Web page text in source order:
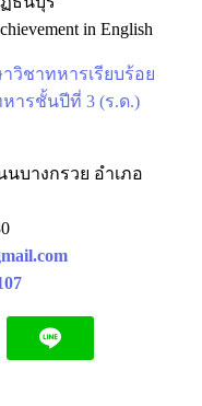
in English
วิชาทหารเรียบร้อย
ารชั้นปีที่ 3 (ร.ด.)
บางกรวย อำเภอ